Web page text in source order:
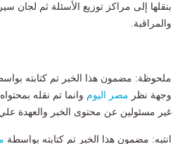
بنقلها إلى مراكز توزيع الأسئلة ثم لجان
والمراقبة.
ملحوظة: مضمون هذا الخبر تم كتابته
وجهة نظر مصر اليوم وانما تم نقله
غير مسئولين عن محتوى الخبر والعهدة
انتبه: مضمون هذا الخبر تم كتابته بواسطة